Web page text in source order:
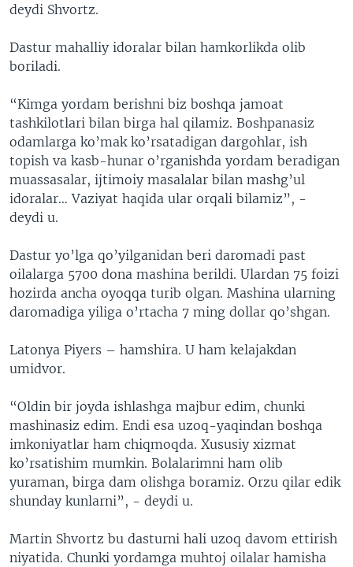
deydi Shvortz.
Dastur mahalliy idoralar bilan hamkorlikda olib
boriladi.
“Kimga yordam berishni biz boshqa jamoat
tashkilotlari bilan birga hal qilamiz. Boshpanasiz
odamlarga ko’mak ko’rsatadigan dargohlar, ish
topish va kasb-hunar o’rganishda yordam beradigan
muassasalar, ijtimoiy masalalar bilan mashg’ul
idoralar… Vaziyat haqida ular orqali bilamiz”, -
deydi u.
Dastur yo’lga qo’yilganidan beri daromadi past
oilalarga 5700 dona mashina berildi. Ulardan 75 foizi
hozirda ancha oyoqqa turib olgan. Mashina ularning
daromadiga yiliga o’rtacha 7 ming dollar qo’shgan.
Latonya Piyers – hamshira. U ham kelajakdan
umidvor.
“Oldin bir joyda ishlashga majbur edim, chunki
mashinasiz edim. Endi esa uzoq-yaqindan boshqa
imkoniyatlar ham chiqmoqda. Xususiy xizmat
ko’rsatishim mumkin. Bolalarimni ham olib
yuraman, birga dam olishga boramiz. Orzu qilar edik
shunday kunlarni”, - deydi u.
Martin Shvortz bu dasturni hali uzoq davom ettirish
niyatida. Chunki yordamga muhtoj oilalar hamisha